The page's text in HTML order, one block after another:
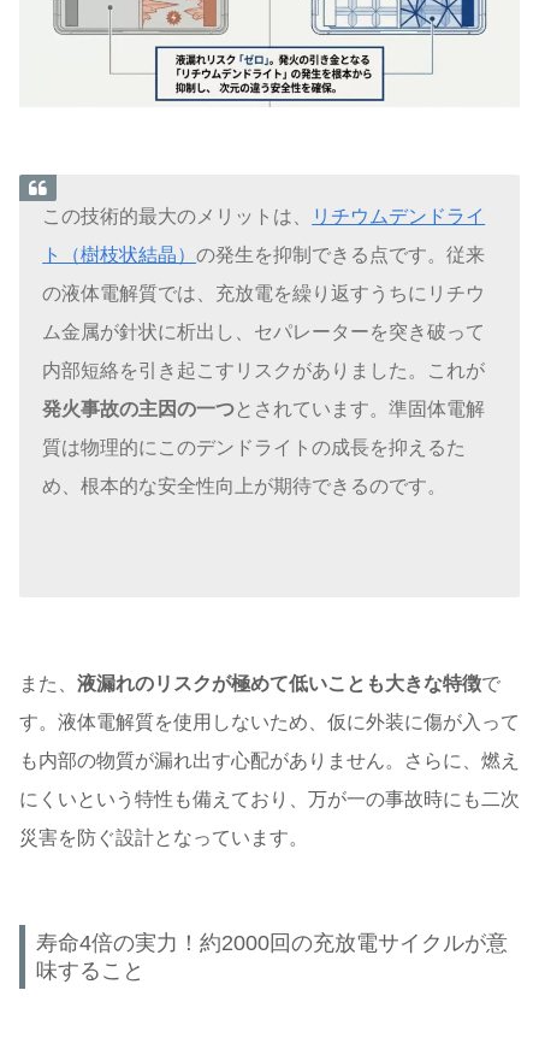
この技術的最大のメリットは、
リチウムデンドライ
ト（樹枝状結晶）の発生を抑制できる点です。従来
の液体電解質では、充放電を繰り返すうちにリチウ
ム金属が針状に析出し、セパレーターを突き破って
内部短絡を引き起こすリスクがありました。これが
発火事故の主因の一つとされています。準固体電解
質は物理的にこのデンドライトの成長を抑えるた
め、根本的な安全性向上が期待できるのです。
また、 液漏れのリスクが極めて低いことも大きな特徴で
す。液体電解質を使用しないため、仮に外装に傷が入って
も内部の物質が漏れ出す心配がありません。さらに、燃え
にくいという特性も備えており、万が一の事故時にも二次
災害を防ぐ設計となっています。
寿命4倍の実力！約2000回の充放電サイクルが意
味すること